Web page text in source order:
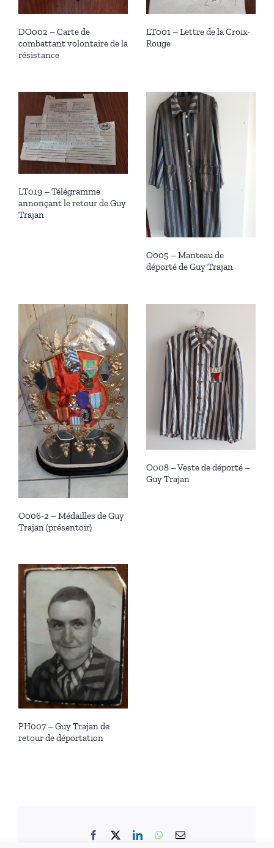
DO002 – Carte de
combattant volontaire de la
résistance
LT001 – Lettre de la Croix-
Rouge
LT019 – Télégramme
annonçant le retour de Guy
Trajan
O005 – Manteau de
déporté de Guy Trajan
O006-2 – Médailles de Guy
Trajan (présentoir)
O008 – Veste de déporté –
Guy Trajan
PH007 – Guy Trajan de
retour de déportation
Facebook LinkedInWhatsApp
Email